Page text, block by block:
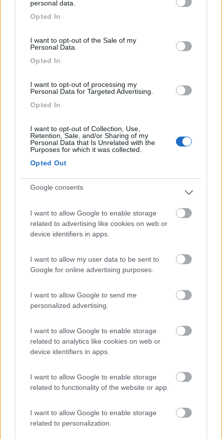
use your data for below specified purposes in below Google
personal data.
Opted In
I want to opt-out of the Sale of my
Personal Data.
Opted In
I want to opt-out of processing my
Personal Data for Targeted Advertising.
Opted In
I want to opt-out of Collection, Use,
Retention, Sale, and/or Sharing of my
Personal Data that Is Unrelated with the
Purposes for which it was collected.
Opted Out
Google consents
I want to allow Google to enable storage
related to advertising like cookies on web or
device identifiers in apps.
I want to allow my user data to be sent to
Google for online advertising purposes.
I want to allow Google to send me
personalized advertising.
I want to allow Google to enable storage
related to analytics like cookies on web or
device identifiers in apps.
I want to allow Google to enable storage
related to functionality of the website or app.
I want to allow Google to enable storage
related to personalization.
Prezzo Servizi
Segnalati nei dintorni
7.8 Varna(BZ)
8.2
Campeggio
8.1 Camping Arquin Lana
Lana(BZ)
Laces(BZ)